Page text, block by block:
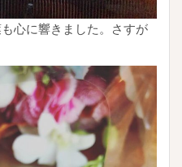
心に響きました。さすが